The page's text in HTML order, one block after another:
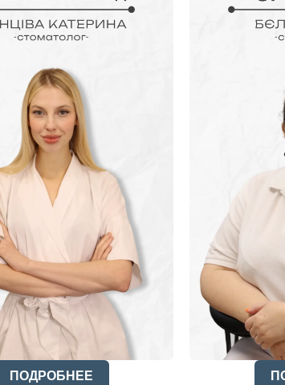
ПОДРОБНЕЕ